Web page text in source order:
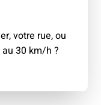
votre rue, ou
30 km/h ?